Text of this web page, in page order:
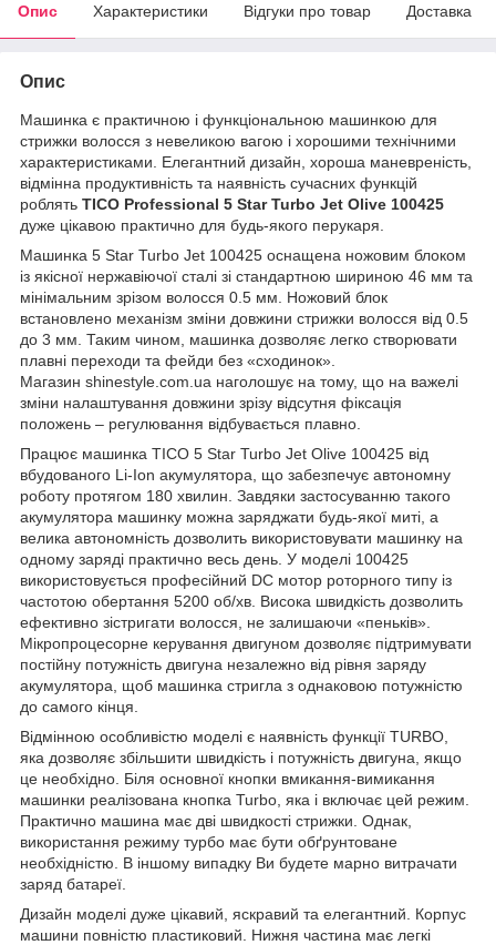
Опис Характеристики Відгуки про товар Доставка
Опис
Машинка є практичною і функціональною машинкою для
стрижки волосся з невеликою вагою і хорошими технічними
характеристиками. Елегантний дизайн, хороша маневреність,
відмінна продуктивність та наявність сучасних функцій
роблять TICO Professional 5 Star Turbo Jet Olive 100425
дуже цікавою практично для будь-якого перукаря.
Машинка 5 Star Turbo Jet 100425 оснащена ножовим блоком
із якісної нержавіючої сталі зі стандартною шириною 46 мм та
мінімальним зрізом волосся 0.5 мм. Ножовий блок
встановлено механізм зміни довжини стрижки волосся від 0.5
до 3 мм. Таким чином, машинка дозволяє легко створювати
плавні переходи та фейди без «сходинок».
Магазин shinestyle.com.ua наголошує на тому, що на важелі
зміни налаштування довжини зрізу відсутня фіксація
положень – регулювання відбувається плавно.
Працює машинка TICO 5 Star Turbo Jet Olive 100425 від
вбудованого Li-Ion акумулятора, що забезпечує автономну
роботу протягом 180 хвилин. Завдяки застосуванню такого
акумулятора машинку можна заряджати будь-якої миті, а
велика автономність дозволить використовувати машинку на
одному заряді практично весь день. У моделі 100425
використовується професійний DC мотор роторного типу із
частотою обертання 5200 об/хв. Висока швидкість дозволить
ефективно зістригати волосся, не залишаючи «пеньків».
Мікропроцесорне керування двигуном дозволяє підтримувати
постійну потужність двигуна незалежно від рівня заряду
акумулятора, щоб машинка стригла з однаковою потужністю
до самого кінця.
Відмінною особливістю моделі є наявність функції TURBO,
яка дозволяє збільшити швидкість і потужність двигуна, якщо
це необхідно. Біля основної кнопки вмикання-вимикання
машинки реалізована кнопка Turbo, яка і включає цей режим.
Практично машина має дві швидкості стрижки. Однак,
використання режиму турбо має бути обґрунтоване
необхідністю. В іншому випадку Ви будете марно витрачати
заряд батареї.
Дизайн моделі дуже цікавий, яскравий та елегантний. Корпус
машини повністю пластиковий. Нижня частина має легкі